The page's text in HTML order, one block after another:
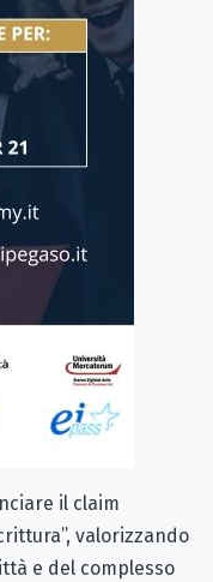
il claim
valorizzando
e del complesso